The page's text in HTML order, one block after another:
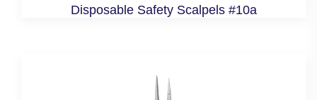
Disposable Safety Scalpels #10a